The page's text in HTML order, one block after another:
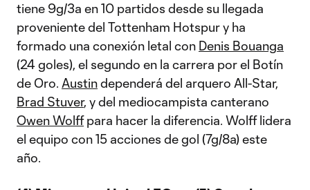
tiene 9g/3a en 10 partidos desde su llegada
proveniente del Tottenham Hotspur y ha
formado una conexión letal con Denis Bouanga
(24 goles), el segundo en la carrera por el Botín
de Oro. Austindependerá del arquero All-Star,
Brad Stuver, y del mediocampista canterano
Owen Wolffpara hacer la diferencia. Wolff lidera
el equipo con 15 acciones de gol (7g/8a) este
año.